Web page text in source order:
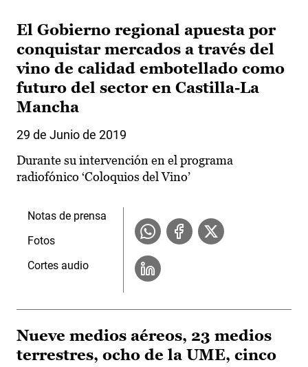
El Gobierno regional apuesta por
conquistar mercados a través del
vino de calidad embotellado como
futuro del sector en Castilla-La
Mancha
29 de Junio de 2019
Durante su intervención en el programa
radiofónico ‘Coloquios del Vino’
Notas de prensa
Fotos
Cortes audio
Nueve medios aéreos, 23 medios
terrestres, ocho de la UME, cinco